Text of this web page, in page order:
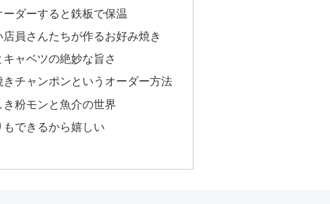
ーダーすると鉄板で保温
店員さんたちが作るお好み焼き
キャベツの絶妙な旨さ
きチャンポンというオーダー方法
き粉モンと魚介の世界
もできるから嬉しい